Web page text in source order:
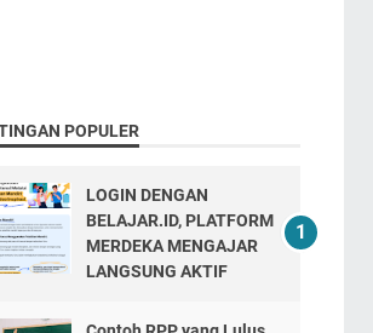
POPULER
LOGIN DENGAN
BELAJAR.ID, PLATFORM
MERDEKA MENGAJAR
LANGSUNG AKTIF